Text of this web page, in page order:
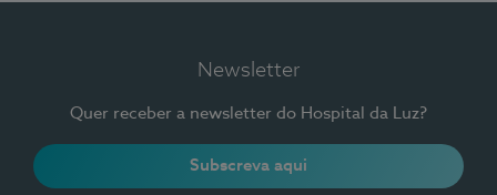
Newsletter
Quer receber a newsletter do Hospital da Luz?
Subscreva aqui